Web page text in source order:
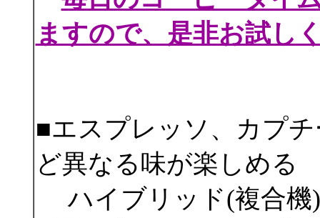
ますので、是非お試し
■エスプレッソ、カプ
ど異なる味が楽しめる
ハイブリッド(複合機